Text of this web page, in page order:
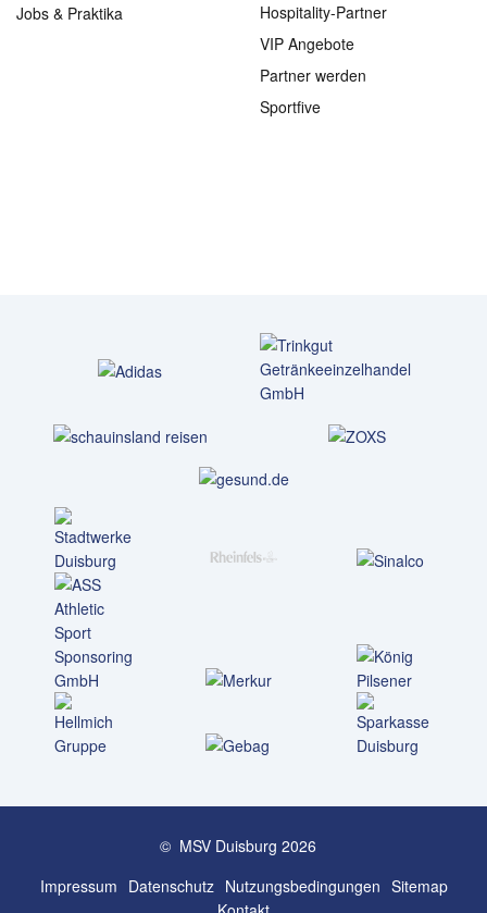
Jobs & Praktika
Hospitality-Partner
VIP Angebote
Partner werden
Sportfive
© MSV Duisburg 2026
Impressum Datenschutz Nutzungs­bedingungen Sitemap